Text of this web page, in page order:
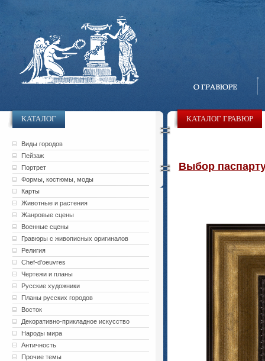
КАТАЛОГ
Виды городов
Пейзаж
Портрет
Формы, костюмы, моды
Карты
Животные и растения
Жанровые сцены
Военные сцены
Гравюры с живописных оригиналов
Религия
Chef-d'oeuvres
Чертежи и планы
Русские художники
Планы русских городов
Восток
Декоративно-прикладное искусство
Народы мира
Античность
Прочие темы
КАТАЛОГ ГРАВЮР
Выбор